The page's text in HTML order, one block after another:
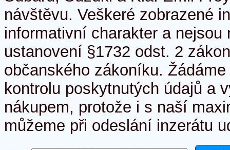
návštěvu. Veškeré zobrazené
informativní charakter a
ustanovení §1732 odst. 2
občanského zákoníku.
kontrolu poskytnutých údajů a
nákupem, protože i s naší
můžeme při odeslání inzerátu